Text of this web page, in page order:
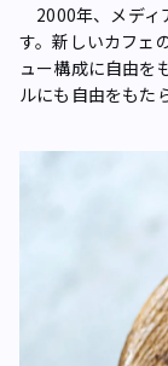
2000年、メディ
す。新しいカフェ
ュー構成に自由を
ルにも自由をもた